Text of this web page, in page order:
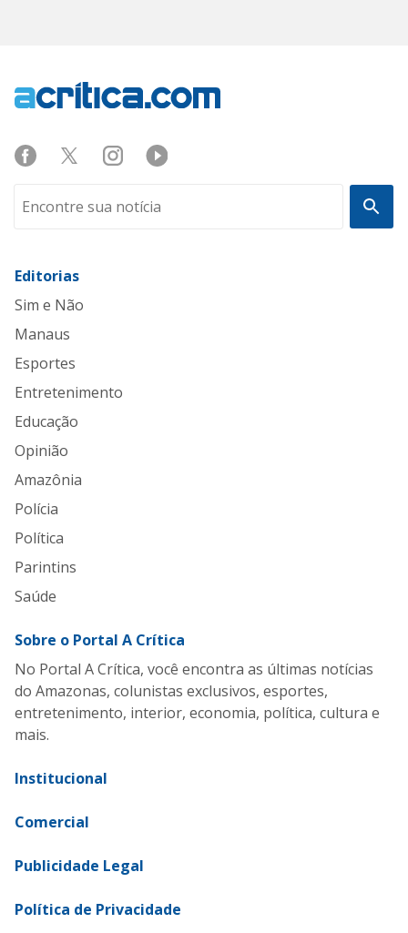
Editorias
Sim e Não
Manaus
Esportes
Entretenimento
Educação
Opinião
Amazônia
Polícia
Política
Parintins
Saúde
Sobre o Portal A Crítica
No Portal A Crítica, você encontra as últimas notícias
do Amazonas, colunistas exclusivos, esportes,
entretenimento, interior, economia, política, cultura e
mais.
Institucional
Comercial
Publicidade Legal
Política de Privacidade